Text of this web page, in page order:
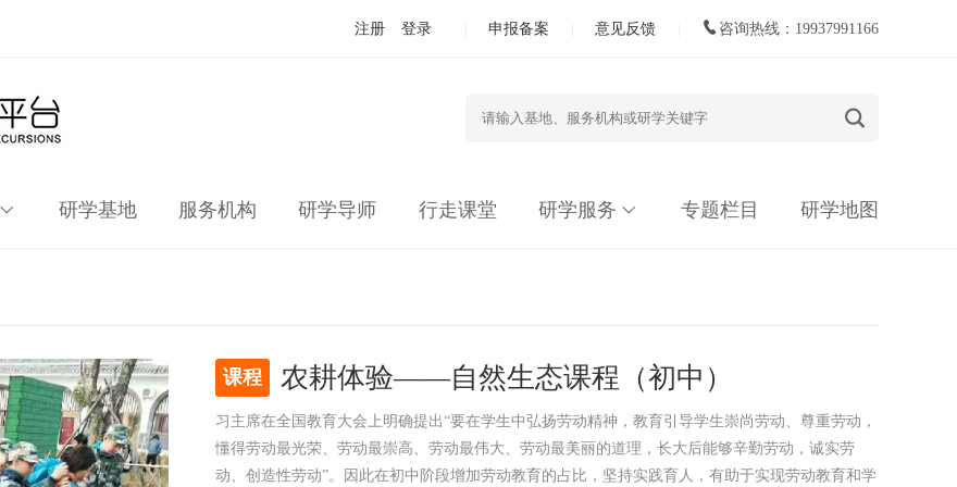
注册 登录 申报备案 意见反馈 咨询热线：19937991166
研学基地 服务机构 研学导师 行走课堂 研学服务 专题栏目 研学地图
课程 农耕体验——自然生态课程（初中）
习主席在全国教育大会上明确提出“要在学生中弘扬劳动精神，教育引导学生崇尚劳动、尊重劳动，
懂得劳动最光荣、劳动最崇高、劳动最伟大、劳动最美丽的道理，长大后能够辛勤劳动，诚实劳
动、创造性劳动”。因此在初中阶段增加劳动教育的占比，坚持实践育人，有助于实现劳动教育和学